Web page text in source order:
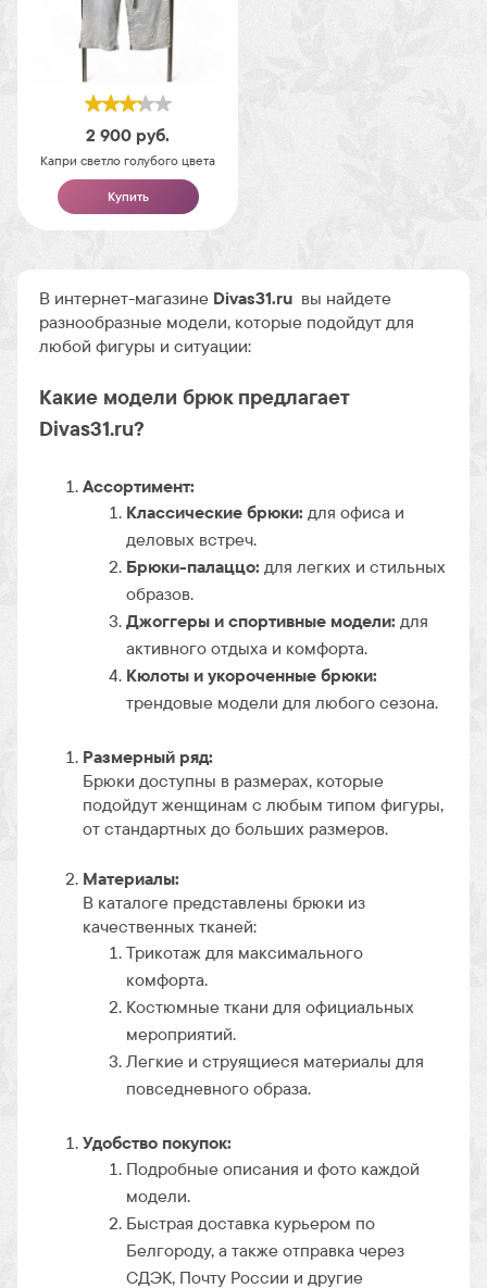
2 900 руб.
Капри светло голубого цвета
Купить
В интернет-магазине Divas31.ru вы найдете
разнообразные модели, которые подойдут для
любой фигуры и ситуации:
Какие модели брюк предлагает
Divas31.ru?
Ассортимент:
Классические брюки: для офиса и
деловых встреч.
Брюки-палаццо: для легких и стильных
образов.
Джоггеры и спортивные модели: для
активного отдыха и комфорта.
Кюлоты и укороченные брюки:
трендовые модели для любого сезона.
Размерный ряд:
Брюки доступны в размерах, которые
подойдут женщинам с любым типом фигуры,
от стандартных до больших размеров.
Материалы:
В каталоге представлены брюки из
качественных тканей:
Трикотаж для максимального
комфорта.
Костюмные ткани для официальных
мероприятий.
Легкие и струящиеся материалы для
повседневного образа.
Удобство покупок:
Подробные описания и фото каждой
модели.
Быстрая доставка курьером по
Белгороду, а также отправка через
СДЭК, Почту России и другие